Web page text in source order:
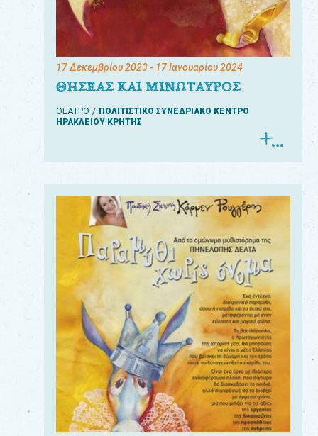
17 Δεκεμβρίου 2023- 17 Ιανουαρίου 2024
ΘΗΣΕΑΣ ΚΑΙ ΜΙΝΩΤΑΥΡΟΣ
ΘΕΑΤΡΟ
ΠΟΛΙΤΙΣΤΙΚΟ ΣΥΝΕΔΡΙΑΚΟ ΚΕΝΤΡΟ
ΗΡΑΚΛΕΙΟΥ ΚΡΗΤΗΣ